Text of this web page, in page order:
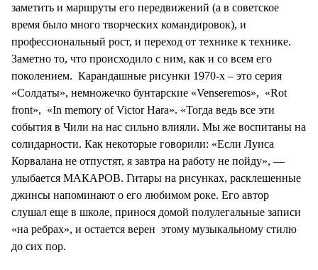
заметить и маршруты его передвижений (а в советское
время было много творческих командировок), и
профессиональный рост, и переход от технике к технике.
Заметно то, что происходило с ним, как и со всем его
поколением. Карандашные рисунки 1970-х – это серия
«Солдаты», немножечко бунтарские «Venseremos», «Rot
front», «In memory of Victor Hara». «Тогда ведь все эти
события в Чили на нас сильно влияли. Мы же воспитаны на
солидарности. Как некоторые говорили: «Если Луиса
Корвалана не отпустят, я завтра на работу не пойду», —
улыбается МАКАРОВ. Гитары на рисунках, расклешенные
джинсы напоминают о его любимом роке. Его автор
слушал еще в школе, принося домой полулегальные записи
«на ребрах», и остается верен этому музыкальному стилю
до сих пор.